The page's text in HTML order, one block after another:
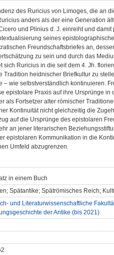
des Ruricius von Limoges, die an
anders als der eine Generation
und Plinius d. J. einreiht und
seines
Freundschaftsbriefes an,
zu sein und durch das
sich Ruricius in die seit dem 4. Jh.
Tradition heidnischer Briefkultur zu
– wie selbstverständlich kontinuieren.
epistolare Praxis auf ihre Ursprünge
als Fortsetzer alter römischer
Kontinuität nicht gleichzeitig die
auf die Ursprünge des epistolaren
an jener literarischen
epistolaren Kommunikation in die
Umfeld abzugrenzen.
in einem Buch
Spätantike; Spätrömisches Reich;
und Literaturwissenschaftliche
der Antike (bis 2021)